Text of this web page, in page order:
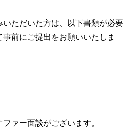
ただいた方は、以下書類が必要
前にご提出をお願いいたしま
ァー面談がございます。